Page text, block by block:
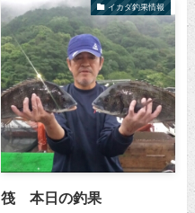
イカダ釣果情報
筏 本日の釣果